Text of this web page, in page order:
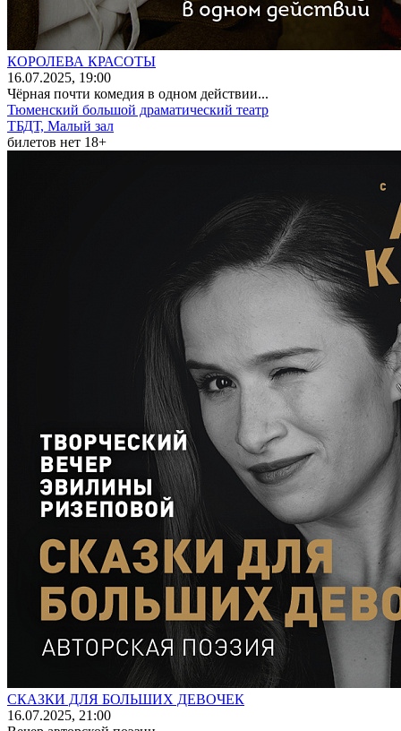
КОРОЛЕВА КРАСОТЫ
16.07.2025, 19:00
Чёрная почти комедия в одном действии...
Тюменский большой драматический театр
ТБДТ, Малый зал
билетов нет 18+
СКАЗКИ ДЛЯ БОЛЬШИХ ДЕВОЧЕК
16.07.2025, 21:00